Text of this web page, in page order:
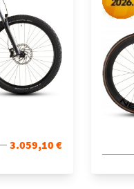
3.059,10 €